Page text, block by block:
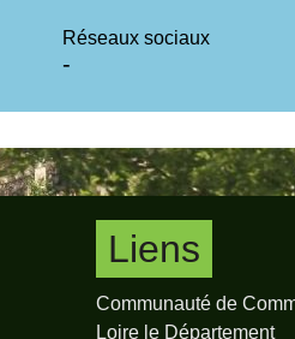
Réseaux sociaux
-
Liens
Communauté de
Loire le Département